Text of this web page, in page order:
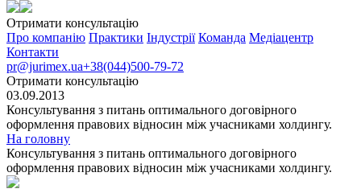
Отримати консультацію
Про компанію Практики Індустрії Команда Медіацентр
Контакти
pr@jurimex.ua+38(044)500-79-72
Отримати консультацію
03.09.2013
Консультування з питань оптимального договірного
оформлення правових відносин між учасниками холдингу.
На головну
Консультування з питань оптимального договірного
оформлення правових відносин між учасниками холдингу.